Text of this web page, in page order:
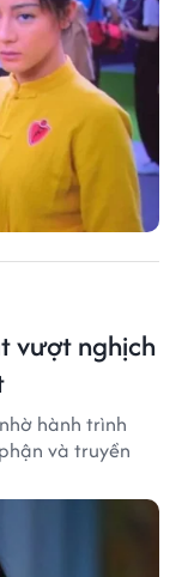
vượt nghịch
hành trình
và truyền